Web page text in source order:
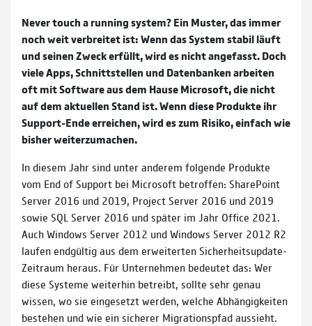
Never touch a running system? Ein Muster, das immer
noch weit verbreitet ist: Wenn das System stabil läuft
und seinen Zweck erfüllt, wird es nicht angefasst. Doch
viele Apps, Schnittstellen und Datenbanken arbeiten
oft mit Software aus dem Hause Microsoft, die nicht
auf dem aktuellen Stand ist. Wenn diese Produkte ihr
Support-Ende erreichen, wird es zum Risiko, einfach wie
bisher weiterzumachen.
In diesem Jahr sind unter anderem folgende Produkte
vom End of Support bei Microsoft betroffen: SharePoint
Server 2016 und 2019, Project Server 2016 und 2019
sowie SQL Server 2016 und später im Jahr Office 2021.
Auch Windows Server 2012 und Windows Server 2012 R2
laufen endgültig aus dem erweiterten Sicherheitsupdate-
Zeitraum heraus. Für Unternehmen bedeutet das: Wer
diese Systeme weiterhin betreibt, sollte sehr genau
wissen, wo sie eingesetzt werden, welche Abhängigkeiten
bestehen und wie ein sicherer Migrationspfad aussieht.